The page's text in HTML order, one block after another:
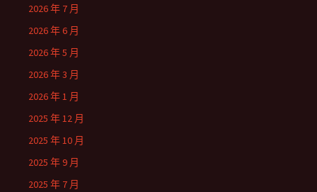
2026 年 7 月
2026 年 6 月
2026 年 5 月
2026 年 3 月
2026 年 1 月
2025 年 12 月
2025 年 10 月
2025 年 9 月
2025 年 7 月